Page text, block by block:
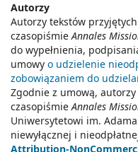
Autorzy
Autorzy tekstów
czasopiśmieAnnales
do wypełnienia,
umowy o udzielenie
zobowiązaniem do
Zgodnie z umową,
czasopiśmieAnnales
Uniwersytetowi im.
niewyłącznej i
Attribution-